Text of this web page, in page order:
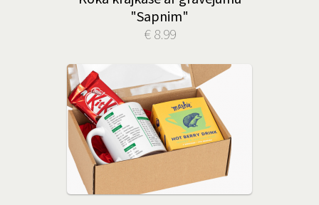
"Sapnim"
€ 8.99